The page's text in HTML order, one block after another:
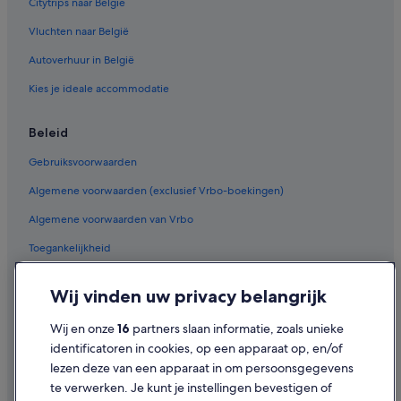
Vluchten naar België
Autoverhuur in België
Kies je ideale accommodatie
Beleid
Gebruiksvoorwaarden
Algemene voorwaarden (exclusief Vrbo-boekingen)
Algemene voorwaarden van Vrbo
Toegankelijkheid
Cookies
Juridische informatie/Contact
Inhoudsrichtlijnen en inhoud rapporteren
Wij vinden uw privacy belangrijk
Wij en onze16 partners slaan informatie, zoals unieke
identificatoren in cookies, op een apparaat op, en/of
lezen deze van een apparaat in om persoonsgegevens
te verwerken. Je kunt je instellingen bevestigen of